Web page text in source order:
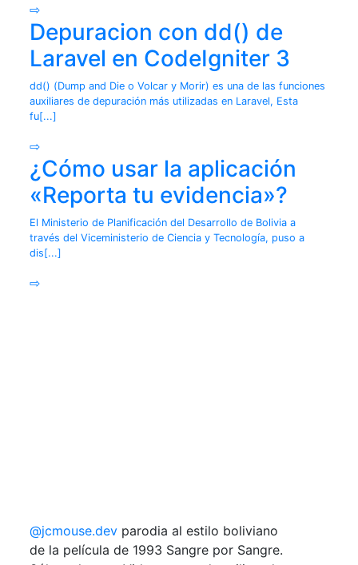
⇨
Depuracion con dd() de
Laravel en CodeIgniter 3
dd() (Dump and Die o Volcar y Morir) es una de las funciones
auxiliares de depuración más utilizadas en Laravel, Esta
fu[...]
⇨
¿Cómo usar la aplicación
«Reporta tu evidencia»?
El Ministerio de Planificación del Desarrollo de Bolivia a
través del Viceministerio de Ciencia y Tecnología, puso a
dis[...]
⇨
@jcmouse.dev parodia al estilo boliviano
de la película de 1993 Sangre por Sangre.